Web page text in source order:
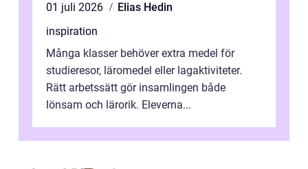
01 juli 2026
Elias Hedin
inspiration
Många klasser behöver extra medel för
studieresor, läromedel eller lagaktiviteter.
Rätt arbetssätt gör insamlingen både
lönsam och lärorik. Eleverna...